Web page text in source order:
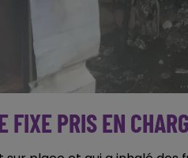
FIXE PRIS EN